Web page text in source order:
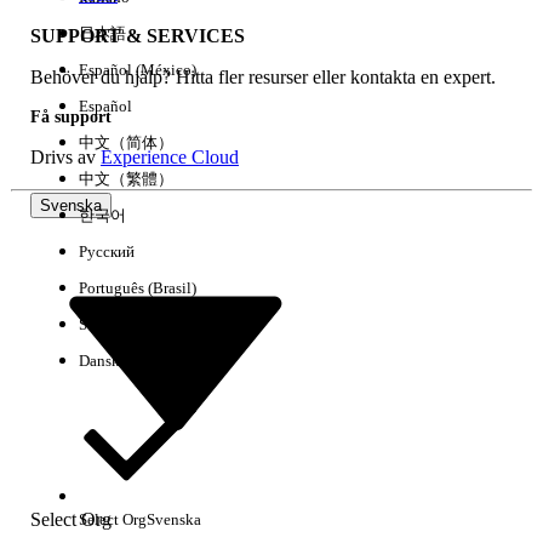
Rensa alla Klart
Här är några söktips
Kontrollera stavningen av dina nyckelord.
SUPPORT & SERVICES
Behöver du hjälp? Hitta fler resurser eller kontakta en expert.
Få support
Drivs avExperience Cloud
Svenska
Select Org
日本語
Español (México)
Español
中文（简体）
中文（繁體）
한국어
Русский
Português (Brasil)
Suomi
Dansk
Select OrgSvenska